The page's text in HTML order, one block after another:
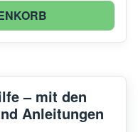
– mit den
Anleitungen